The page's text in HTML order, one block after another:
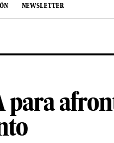
NEWSLETTER
para